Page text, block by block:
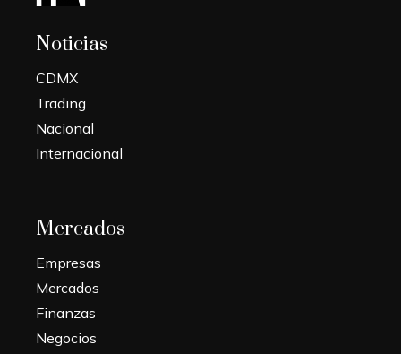
Noticias
CDMX
Trading
Nacional
Internacional
Mercados
Empresas
Mercados
Finanzas
Negocios